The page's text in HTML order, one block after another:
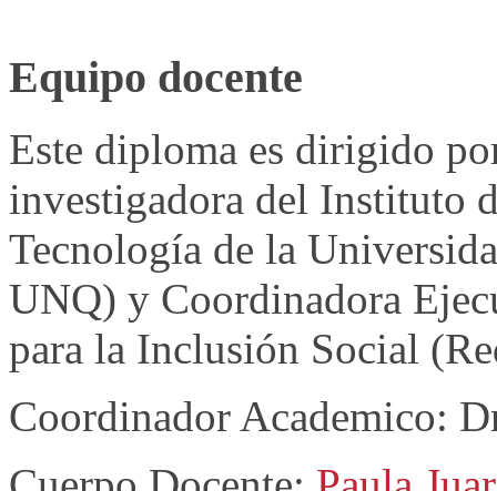
Equipo docente
Este diploma es dirigido
investigadora del Instituto
Tecnología de la
UNQ) y Coordinadora
para la Inclusión Social
Coordinador Academico: